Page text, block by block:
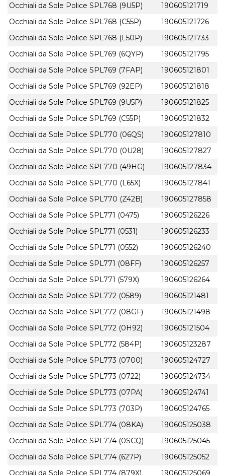
Occhiali da Sole Police SPL768 (9U5P)
190605121719
Occhiali da Sole Police SPL768 (C55P)
190605121726
Occhiali da Sole Police SPL768 (L50P)
190605121733
Occhiali da Sole Police SPL769 (6QYP)
190605121795
Occhiali da Sole Police SPL769 (7FAP)
190605121801
Occhiali da Sole Police SPL769 (92EP)
190605121818
Occhiali da Sole Police SPL769 (9U5P)
190605121825
Occhiali da Sole Police SPL769 (C55P)
190605121832
Occhiali da Sole Police SPL770 (06QS)
190605127810
Occhiali da Sole Police SPL770 (0U28)
190605127827
Occhiali da Sole Police SPL770 (49HG)
190605127834
Occhiali da Sole Police SPL770 (L65X)
190605127841
Occhiali da Sole Police SPL770 (Z42B)
190605127858
Occhiali da Sole Police SPL771 (0475)
190605126226
Occhiali da Sole Police SPL771 (0531)
190605126233
Occhiali da Sole Police SPL771 (0552)
190605126240
Occhiali da Sole Police SPL771 (08FF)
190605126257
Occhiali da Sole Police SPL771 (579X)
190605126264
Occhiali da Sole Police SPL772 (0589)
190605121481
Occhiali da Sole Police SPL772 (08GF)
190605121498
Occhiali da Sole Police SPL772 (0H92)
190605121504
Occhiali da Sole Police SPL772 (584P)
190605123287
Occhiali da Sole Police SPL773 (0700)
190605124727
Occhiali da Sole Police SPL773 (0722)
190605124734
Occhiali da Sole Police SPL773 (07PA)
190605124741
Occhiali da Sole Police SPL773 (703P)
190605124765
Occhiali da Sole Police SPL774 (08KA)
190605125038
Occhiali da Sole Police SPL774 (0SCQ)
190605125045
Occhiali da Sole Police SPL774 (627P)
190605125052
Occhiali da Sole Police SPL774 (879X)
190605125069